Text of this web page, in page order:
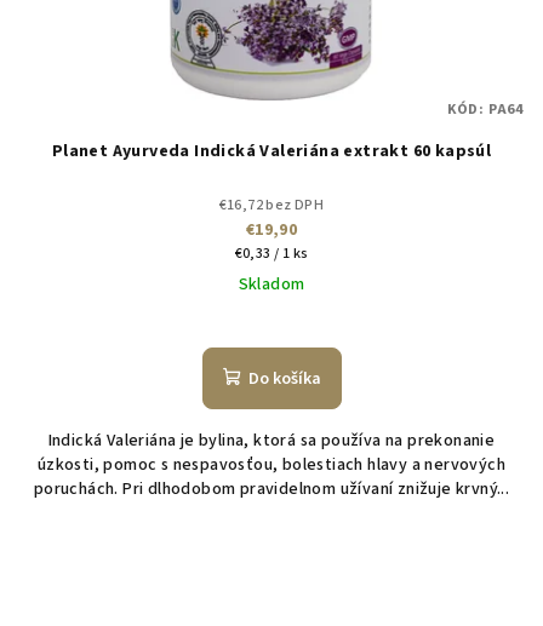
Planet Ayurveda Indická Valeriána extrakt 60 kapsúl
€16,72 bez DPH
€19,90
Jednotková
cena:
€0,33 / 1 ks
Skladom
Do košíka
Indická Valeriána je bylina, ktorá sa používa na prekonanie
úzkosti, pomoc s nespavosťou, bolestiach hlavy a nervových
poruchách. Pri dlhodobom pravidelnom užívaní znižuje krvný...
KÓD: PA64